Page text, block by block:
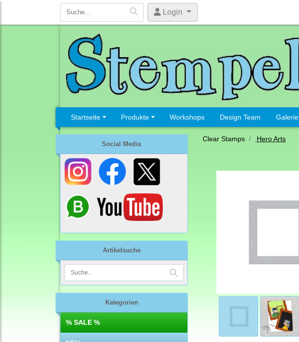
Login
Startseite Produkte Workshops Design Team Galerie
Social Media
Artikelsuche
Kategorien
% SALE %
Clear Stamps Hero Arts